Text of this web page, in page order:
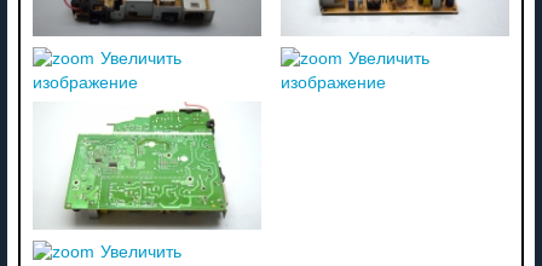
Увеличить
изображение
Увеличить
изображение
Увеличить